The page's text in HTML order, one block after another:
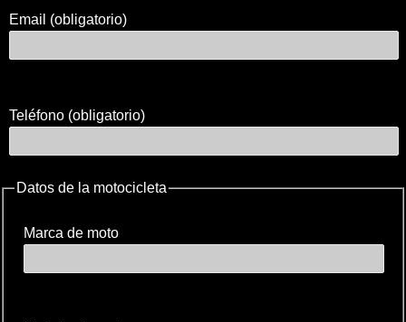
Email (obligatorio)
Teléfono (obligatorio)
Datos de la motocicleta
Marca de moto